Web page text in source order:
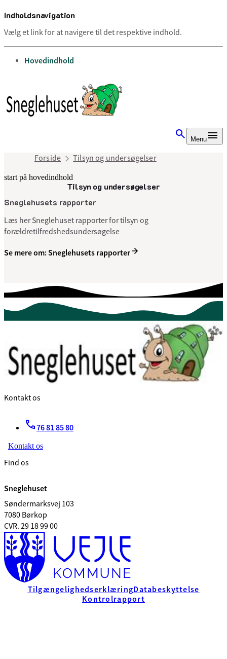
Indholdsnavigation
Vælg et link for at navigere til det respektive indhold.
gå til
Hovedindhold
Menu
Forside Tilsyn og undersøgelser
start på hovedindhold
Tilsyn og undersøgelser
senest opdateret 11. juli 2025
Sneglehusets rapporter
Læs her Sneglehuset rapporter for tilsyn og
forældretilfredshedsundersøgelse
Se mere om: Sneglehusets rapporter
Kontakt os
76 81 85 80
Kontakt os
Find os
Sneglehuset
Søndermarksvej 103
7080 Børkop
CVR. 29 18 99 00
TilgængelighedserklæringDatabeskyttelse
Kontrolrapport